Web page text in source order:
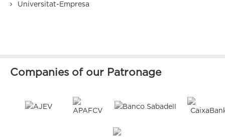
Universitat-Empresa
Companies of our Patronage